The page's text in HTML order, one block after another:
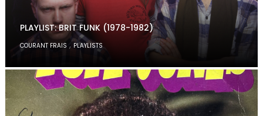
PLAYLIST: BRIT FUNK (1978-1982)
COURANT FRAIS ,PLAYLISTS